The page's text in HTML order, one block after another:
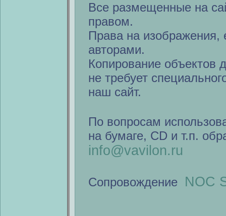
Все размещенные на
правом.
Права на изображения,
авторами.
Копирование объектов
не требует
наш сайт.
По вопросам
на бумаге, CD и т.п.
info@vavilon.ru
Сопровождение NOC